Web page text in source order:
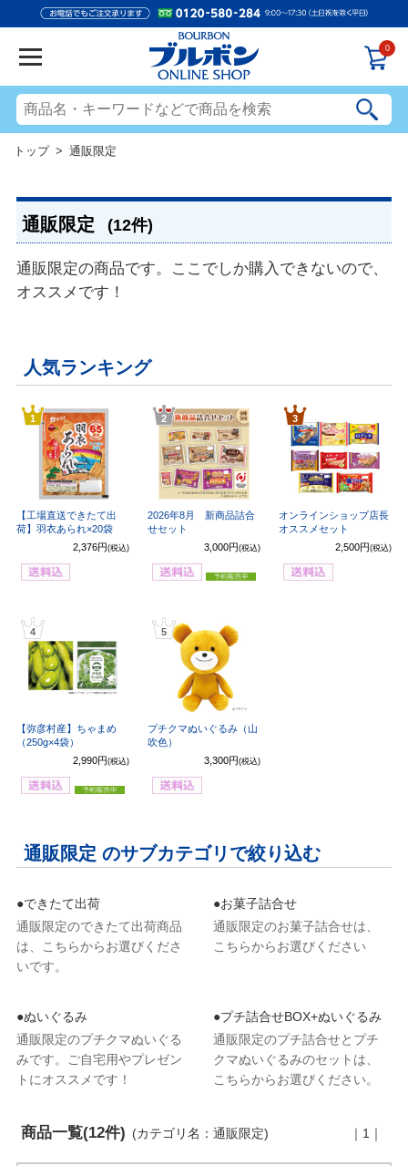
0
トップ> 通販限定
通販限定 (12件)
通販限定の商品です。ここでしか購入できないので、
オススメです！
人気ランキング
1
【工場直送できたて出
荷】羽衣あられ×20袋
2,376円 (税込)
2
2026年8月 新商品詰合
せセット
3,000円 (税込)
3
オンラインショップ店長
オススメセット
2,500円(税込)
4
【弥彦村産】ちゃまめ
（250g×4袋）
2,990円 (税込)
5
プチクマぬいぐるみ（山
吹色）
3,300円 (税込)
通販限定 のサブカテゴリで絞り込む
●できたて出荷
通販限定のできたて出荷商品
は、こちらからお選びくださ
いです。
●お菓子詰合せ
通販限定のお菓子詰合せは、
こちらからお選びください
●ぬいぐるみ
通販限定のプチクマぬいぐる
みです。ご自宅用やプレゼン
トにオススメです！
●プチ詰合せBOX+ぬいぐるみ
通販限定のプチ詰合せとプチ
クマぬいぐるみのセットは、
こちらからお選びください。
商品一覧(12件) ｜1｜
(カテゴリ名：通販限定)